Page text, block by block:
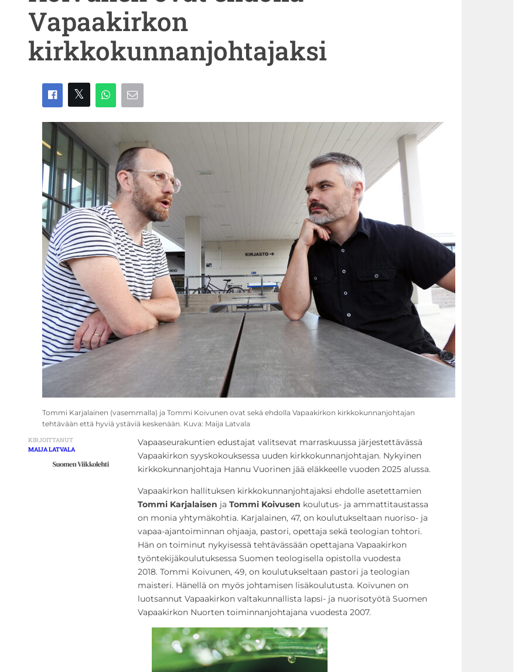
Vapaakirkon
kirkkokunnanjohtajaksi
Tommi Karjalainen (vasemmalla) ja Tommi Koivunen ovat sekä ehdolla Vapaakirkon kirkkokunnanjohtajan
tehtävään että hyviä ystäviä keskenään. Kuva: Maija Latvala
KIRJOITTANUT
MAIJA LATVALA
Vapaaseurakuntien edustajat valitsevat marraskuussa järjestettävässä
Vapaakirkon syyskokouksessa uuden kirkkokunnanjohtajan. Nykyinen
kirkkokunnanjohtaja Hannu Vuorinen jää eläkkeelle vuoden 2025 alussa.
Vapaakirkon hallituksen kirkkokunnanjohtajaksi ehdolle asetettamien
Tommi Karjalaisen ja Tommi Koivusen koulutus- ja ammattitaustassa
on monia yhtymäkohtia. Karjalainen, 47, on koulutukseltaan nuoriso- ja
vapaa-ajantoiminnan ohjaaja, pastori, opettaja sekä teologian tohtori.
Hän on toiminut nykyisessä tehtävässään opettajana Vapaakirkon
työntekijäkoulutuksessa Suomen teologisella opistolla vuodesta
2018. Tommi Koivunen, 49, on koulutukseltaan pastori ja teologian
maisteri. Hänellä on myös johtamisen lisäkoulutusta. Koivunen on
luotsannut Vapaakirkon valtakunnallista lapsi- ja nuorisotyötä Suomen
Vapaakirkon Nuorten toiminnanjohtajana vuodesta 2007.